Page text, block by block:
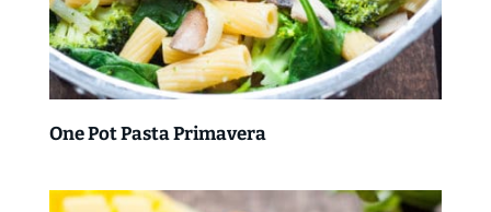
One Pot Pasta Primavera